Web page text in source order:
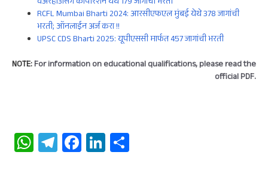
RCFL Mumbai Bharti 2024: आरसीएफएल मुंबई येथे 378 जागांची
भरती; ऑनलाईन अर्ज करा !!
UPSC CDS Bharti 2025: यूपीएससी मार्फत 457 जागांची भरती
NOTE:For information on educational qualifications, please read the
official PDF.
W
ha
Te
le
Fa
ce
Li
n